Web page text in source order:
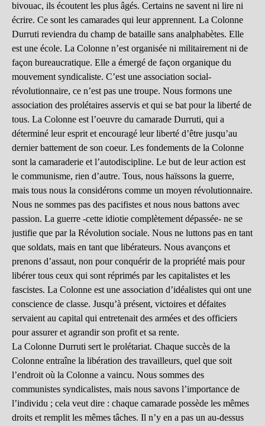
bivouac, ils écoutent les plus âgés. Certains ne savent ni lire ni
écrire. Ce sont les camarades qui leur apprennent. La Colonne
Durruti reviendra du champ de bataille sans analphabètes. Elle
est une école. La Colonne n’est organisée ni militairement ni de
façon bureaucratique. Elle a émergé de façon organique du
mouvement syndicaliste. C’est une association social-
révolutionnaire, ce n’est pas une troupe. Nous formons une
association des prolétaires asservis et qui se bat pour la liberté de
tous. La Colonne est l’oeuvre du camarade Durruti, qui a
déterminé leur esprit et encouragé leur liberté d’être jusqu’au
dernier battement de son coeur. Les fondements de la Colonne
sont la camaraderie et l’autodiscipline. Le but de leur action est
le communisme, rien d’autre. Tous, nous haïssons la guerre,
mais tous nous la considérons comme un moyen révolutionnaire.
Nous ne sommes pas des pacifistes et nous nous battons avec
passion. La guerre -cette idiotie complètement dépassée- ne se
justifie que par la Révolution sociale. Nous ne luttons pas en tant
que soldats, mais en tant que libérateurs. Nous avançons et
prenons d’assaut, non pour conquérir de la propriété mais pour
libérer tous ceux qui sont réprimés par les capitalistes et les
fascistes. La Colonne est une association d’idéalistes qui ont une
conscience de classe. Jusqu’à présent, victoires et défaites
servaient au capital qui entretenait des armées et des officiers
pour assurer et agrandir son profit et sa rente.
La Colonne Durruti sert le prolétariat. Chaque succès de la
Colonne entraîne la libération des travailleurs, quel que soit
l’endroit où la Colonne a vaincu. Nous sommes des
communistes syndicalistes, mais nous savons l’importance de
l’individu ; cela veut dire : chaque camarade possède les mêmes
droits et remplit les mêmes tâches. Il n’y en a pas un au-dessus